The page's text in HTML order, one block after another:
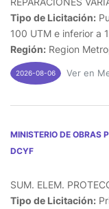
Tipo de Licitación:
100 UTM e inferior a
Región: Region
2026-08-06 Ver en
MINISTERIO DE OBRAS
DCYF
SUM. ELEM.
Tipo de Licitación: